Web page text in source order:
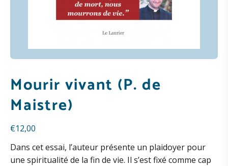
Mourir vivant (P. de
Maistre)
€12,00
Dans cet essai, l’auteur présente un plaidoyer pour
une spiritualité de la fin de vie. Il s’est fixé comme cap